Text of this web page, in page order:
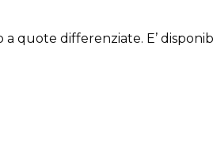
quote differenziate. E’